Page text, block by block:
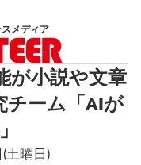
メディア
が小説や文章
チーム「AIが
土曜日)